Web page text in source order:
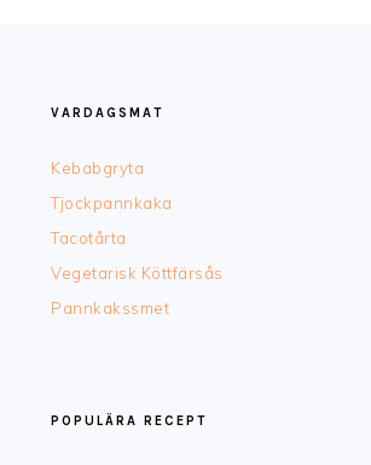
VARDAGSMAT
Kebabgryta
Tjockpannkaka
Tacotårta
Vegetarisk Köttfärsås
Pannkakssmet
POPULÄRA RECEPT